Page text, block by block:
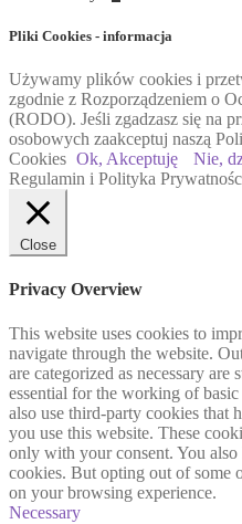
Pliki Cookies - informacja
Używamy plików cookies i
zgodnie z Rozporządzeniem o
(RODO). Jeśli zgadzasz się na
osobowych zaakceptuj naszą
Cookies Ok, Akceptuję Nie,
Regulamin i Polityka
Close
Privacy Overview
This website uses cookies to
navigate through the website.
are categorized as necessary
essential for the working of
also use third-party cookies that
you use this website. These
only with your consent. You
cookies. But opting out of some
on your browsing experience.
Necessary